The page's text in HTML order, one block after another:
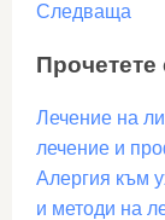
Следваща
Лечение на
лечение и
Алергия към
и методи на